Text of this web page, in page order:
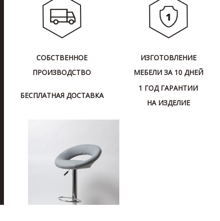
СОБСТВЕННОЕ
ПРОИЗВОДСТВО
ИЗГОТОВЛЕНИЕ
МЕБЕЛИ ЗА 10 ДНЕЙ
БЕСПЛАТНАЯ ДОСТАВКА
1 ГОД ГАРАНТИИ
НА ИЗДЕЛИЕ